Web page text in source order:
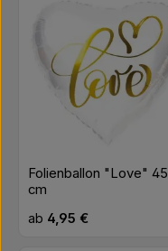
Folienballon "Love" 45
cm
Regulärer Preis:
ab 4,95 €